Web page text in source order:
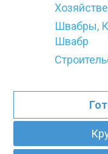
Швабры,
Швабр